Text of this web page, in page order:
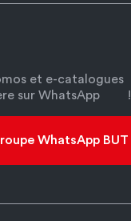
et e-catalogues
sur WhatsApp
!
WhatsApp BUT